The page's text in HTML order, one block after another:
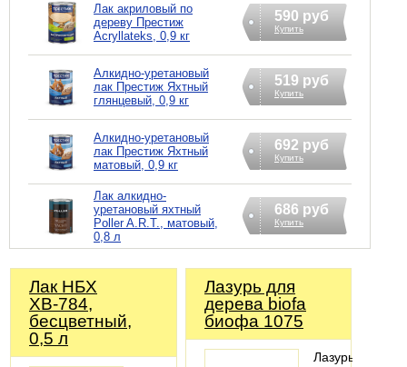
Лак акриловый по
дереву Престиж
Acryllateks, 0,9 кг
590 руб
Купить
Алкидно-уретановый
лак Престиж Яхтный
глянцевый, 0,9 кг
519 руб
Купить
Алкидно-уретановый
лак Престиж Яхтный
матовый, 0,9 кг
692 руб
Купить
Лак алкидно-
уретановый яхтный
Poller A.R.T., матовый,
0,8 л
686 руб
Купить
Лак НБХ
ХВ-784,
бесцветный,
0,5 л
Лазурь для
дерева biofa
биофа 1075
Лазурь